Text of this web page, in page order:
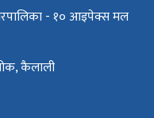
- १० आइपेक्स मल
कैलाली